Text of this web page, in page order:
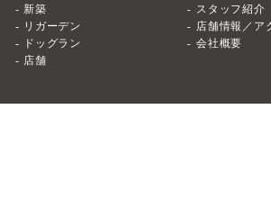
新築
リガーデン
ドッグラン
店舗
スタッフ紹介
店舗情報／ア
会社概要